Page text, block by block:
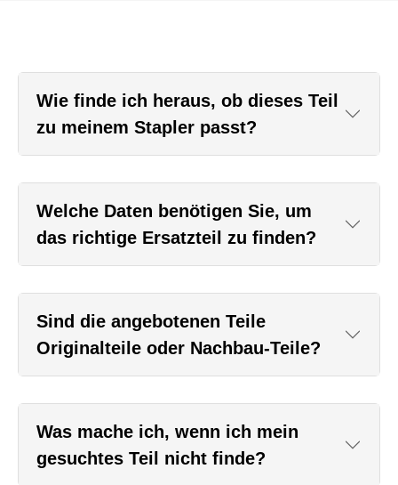
Wie finde ich heraus, ob dieses Teil
zu meinem Stapler passt?
Welche Daten benötigen Sie, um
das richtige Ersatzteil zu finden?
Sind die angebotenen Teile
Originalteile oder Nachbau-Teile?
Was mache ich, wenn ich mein
gesuchtes Teil nicht finde?